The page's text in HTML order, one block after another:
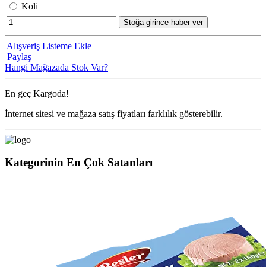
Koli
Stoğa girince haber ver
Alışveriş Listeme Ekle
Paylaş
Hangi Mağazada Stok Var?
En geç Kargoda!
İnternet sitesi ve mağaza satış fiyatları farklılık gösterebilir.
Kategorinin En Çok Satanları